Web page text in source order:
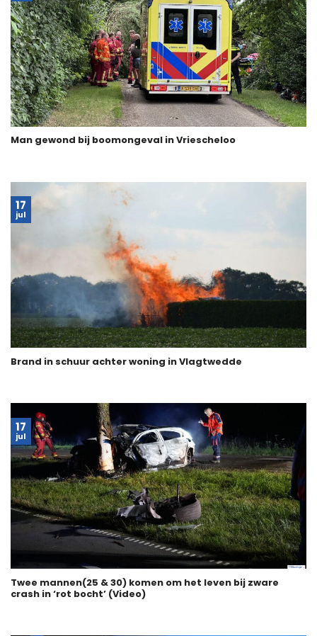
Man gewond bij boomongeval in Vriescheloo
Brand in schuur achter woning in Vlagtwedde
17
jul
Twee mannen(25 & 30) komen om het leven bij zware
crash in ‘rot bocht’ (Video)
17
jul